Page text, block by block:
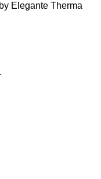
Elegante Therma